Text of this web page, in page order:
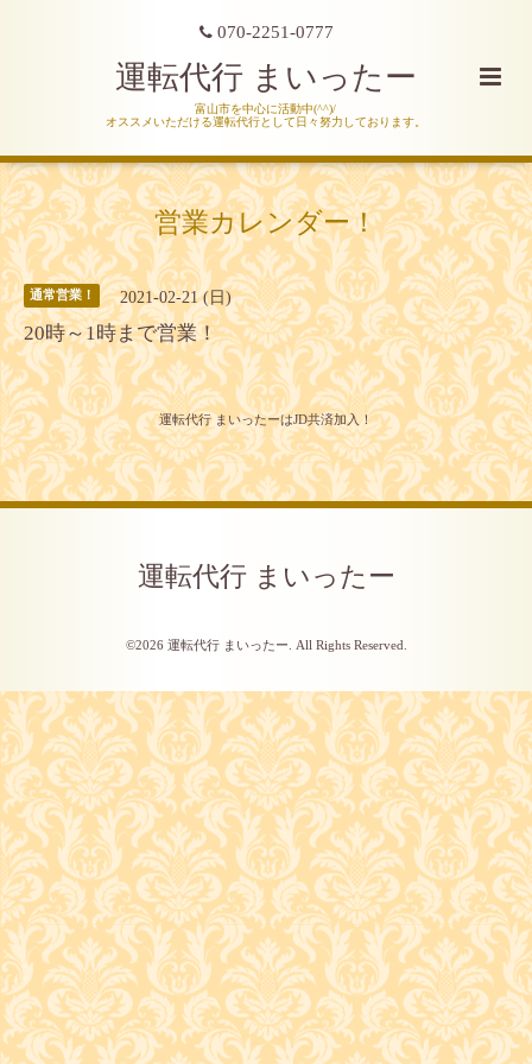
070-2251-0777
運転代行 まいったー
富山市を中心に活動中(^^)/
オススメいただける運転代行として日々努力しております。
営業カレンダー！
通常営業！ 2021-02-21 (日)
20時～1時まで営業！
運転代行 まいったーはJD共済加入！
運転代行 まいったー
©2026 運転代行 まいったー . All Rights Reserved.